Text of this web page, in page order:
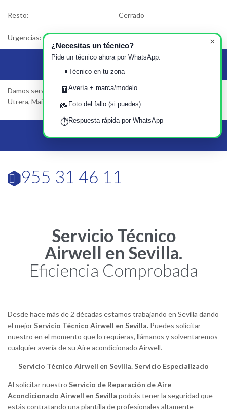
Resto: Cerrado
Urgencias:
Área de Servicio
Damos servicio en Sevilla, Dos Hermanas, Alcalá de Guadaira,
Utrera, Mairena del Aljarafe…
 955 31 46 11
Servicio Técnico
Airwell en Sevilla.
Eficiencia Comprobada
Desde hace más de 2 décadas estamos trabajando en Sevilla dando
el mejorServicio Técnico Airwell en Sevilla. Puedes solicitar
nuestro en el momento que lo requieras, llámanos y solventaremos
cualquier avería de su Aire acondicionado Airwell.
Servicio Técnico Airwell en Sevilla. Servicio Especializado
Al solicitar nuestro Servicio de Reparación de Aire
Acondicionado Airwell en Sevilla podrás tener la seguridad que
estás contratando una plantilla de profesionales altamente
×
¿Necesitas un técnico?
Pide un técnico ahora por WhatsApp:
📍Técnico en tu zona
🧾 Avería + marca/modelo
📸Foto del fallo (si puedes)
⏱️Respuesta rápida por WhatsApp